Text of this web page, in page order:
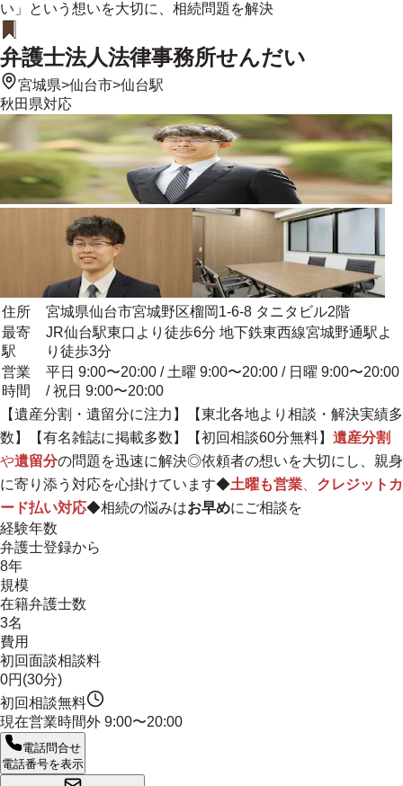
い」という想いを大切に、相続問題を解決
弁護士法人法律事務所せんだい
宮城県>仙台市>仙台駅
秋田県対応
住所
宮城県仙台市宮城野区榴岡1-6-8 タニタビル2階
最寄
駅
JR仙台駅東口より徒歩6分 地下鉄東西線宮城野通駅よ
り徒歩3分
営業
時間
平日 9:00〜20:00 / 土曜 9:00〜20:00 / 日曜 9:00〜20:00
/ 祝日 9:00〜20:00
【遺産分割・遺留分に注力】【東北各地より相談・解決実績多
数】【有名雑誌に掲載多数】【初回相談60分無料】 遺産分割
や遺留分の問題を迅速に解決◎依頼者の想いを大切にし、親身
に寄り添う対応を心掛けています◆土曜も営業
クレジットカ
ード払い対応◆相続の悩みはお早めにご相談を
経験年数
弁護士登録から
8年
規模
在籍弁護士数
3名
費用
初回面談相談料
0円(30分)
初回相談無料
現在営業時間外 9:00〜20:00
電話問合せ
電話番号を表示